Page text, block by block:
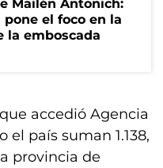
Mailén Antonich:
el foco en la
la emboscada
accedió Agencia
el país suman 1.138,
provincia de